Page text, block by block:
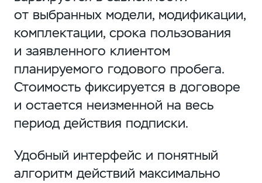
от выбранных модели, модификации,
комплектации, срока пользования
и заявленного клиентом
планируемого годового пробега.
Стоимость фиксируется в договоре
и остается неизменной на весь
период действия подписки.
Удобный интерфейс и понятный
алгоритм действий максимально